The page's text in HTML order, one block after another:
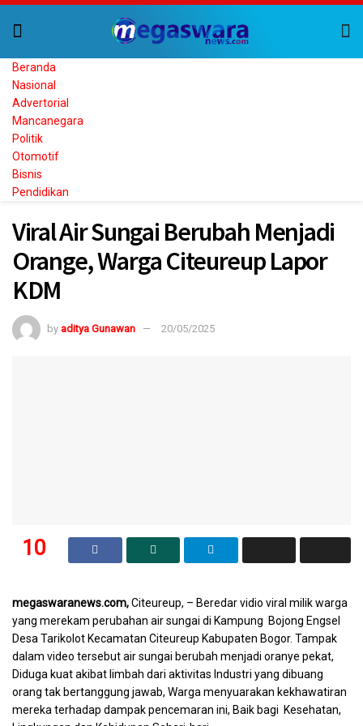
Beranda
Nasional
Advertorial
Mancanegara
Politik
Otomotif
Bisnis
Pendidikan
Viral Air Sungai Berubah Menjadi
Orange, Warga Citeureup Lapor
KDM
by aditya Gunawan 20/05/2025
10
megaswaranews.com,Citeureup, – Beredar vidio viral milik warga
yang merekam perubahan air sungai di Kampung Bojong Engsel
Desa Tarikolot Kecamatan Citeureup Kabupaten Bogor. Tampak
dalam video tersebut air sungai berubah menjadi oranye pekat,
Diduga kuat akibat limbah dari aktivitas Industri yang dibuang
orang tak bertanggung jawab, Warga menyuarakan kekhawatiran
mereka terhadap dampak pencemaran ini, Baik bagi Kesehatan,